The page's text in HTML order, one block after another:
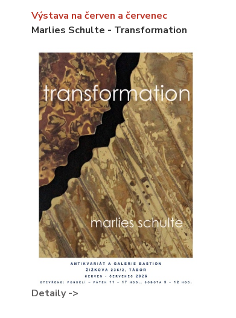
Výstava na červen a červenec
Marlies Schulte - Transformation
Detaily ->